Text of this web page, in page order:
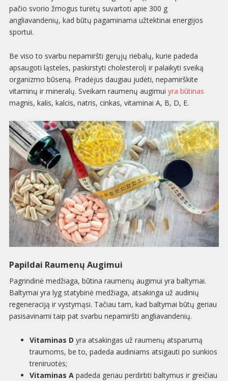
pačio svorio žmogus turėtų suvartoti apie 300 g
angliavandenių, kad būtų pagaminama užtektinai energijos
sportui.
Be viso to svarbu nepamiršti gerųjų riebalų, kurie padeda
apsaugoti ląsteles, paskirstyti cholesterolį ir palaikyti sveiką
organizmo būseną. Pradėjus daugiau judėti, nepamirškite
vitaminų ir mineralų. Sveikam raumenų augimui yra būtinas
magnis, kalis, kalcis, natris, cinkas, vitaminai A, B, D, E.
Papildai Raumenų Augimui
Pagrindinė medžiaga, būtina raumenų augimui yra baltymai.
Baltymai yra lyg statybinė medžiaga, atsakinga už audinių
regeneraciją ir vystymąsi. Tačiau tam, kad baltymai būtų geriau
pasisavinami taip pat svarbu nepamiršti angliavandenių.
Vitaminas D yra atsakingas už raumenų atsparumą
traumoms, be to, padeda audiniams atsigauti po sunkios
treniruotės;
Vitaminas Apadeda geriau perdirbti baltymus ir greičiau